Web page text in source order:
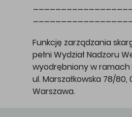
Funkcję zarządzania
pełni Wydział Nadzoru
wyodrębniony w ramach
ul. Marszałkowska 78/80,
Warszawa.